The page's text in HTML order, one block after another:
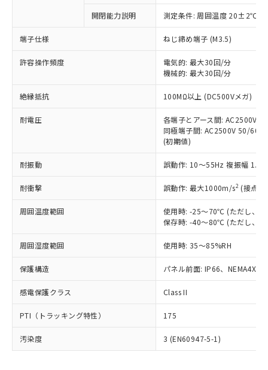
開閉能力説明 測定条件: 周囲温度 20±2℃、
端子仕様 ねじ締め端子 (M3.5)
許容操作頻度
電気的: 最大30回/分
機械的: 最大30回/分
絶縁抵抗 100MΩ以上 (DC500Vメガ)
耐電圧
各端子とアース間: AC2500V
同極端子間: AC2500V 50/
(初期値)
耐振動 誤動作: 10～55Hz 複振幅
耐衝撃 誤動作: 最大1000m/s2 (接点
周囲温度範囲
使用時: -25～70℃ (ただし、氷
保存時: -40～80℃ (ただし、氷
周囲湿度範囲 使用時: 35～85%RH
保護構造 パネル前面: IP66、NEMA4X,
感電保護クラス Class II
PTI（トラッキング特性） 175
汚染度 3 (EN60947-5-1)
以下の条件をお読みいただき、同意のうえ
ご利用ください。
本サービスは、当社制御機器事業取扱
商品の当社在庫状況および標準価格
当社制御機器事業取扱商品の中には、
本サービスの対象外となる商品もある
ことをご了承ください。
在庫状況および標準価格照会結果は、
記載している更新日時点での社内デー
タに基づき作成されるものであり、閲
覧された時点での実際の在庫および標
準価格とは異なる場合があることをご
正式な納期状況および標準価格はお客
様のお取引先、またはお客様担当のオ
ムロン制御機器販売店・当社販売員に
オムロン制御機器販売店や当社販売拠
販売ネットワーク
」をご確認
ください。
在庫状況および標準価格結果を当社の
事前の承諾なく第三者に漏洩または開
マイパーツ機能（部品リスト作成サー
対応予定なし：EU RoHS指令（10物質）の
非含有に非対応の商品で、対応品を出す予
定はありません。
調査・確認中：EU RoHS指令（10物質）の
非含有の対応状況を調査中または確認中の
非該当品：ライセンス料など無形物で、有
害物質有無と関係のない商品です。
いたものが、含有品と判明した場合などや
むを得ず変更することがあります。
六価クロム(Cr(Ⅵ)) 1000ppm以下、ポリ臭化ビフェニル
類(PBB) 1000ppm以下、ポリ臭化ジフェニルエーテル類
(PBDE) 1000ppm以下、フタル酸ビス(2-エチルヘキシ
ル) (DEHP)(別名：DOP) 1000ppm以下、フタル酸ブチ
ルベンジル（BBP） 1000ppm以下、フタル酸ジブチル
（DBP） 1000ppm以下、フタル酸ジイソブチル
(DIBP) 1000ppm以下
フタル酸エステル類の４物質については閾値を超える意
図的な使用がないことを確認しています。
※2 対応予定月
部品在庫の切り替え状況などにより、予定
月が前後することがあります。
※1 中国RoHS○×表
「○」：最大均質材料含有率が中国RoHSの
基準値以下であることを示します。
「×」：最大均質材料含有率が中国RoHSの
基準値を超えていることを示します。
「－」：未確認です。当社販売部門へお問
*中国RoHS10物質の基準値 (GB/T26572)：
Pb(鉛) :1000ppm、 Hg(水銀) : 1000ppm、 Cd(カドミウ
Cr(Ⅵ)(六価クロム) : 1000ppm、 PBBs(ポリ臭化ビフェ
ニル類) : 1000ppm、 PBDEs(ポリ臭化ジフェニルエーテ
DBP(フタル酸ジブチル) : 1000ppm、 DIBP(フタル酸ジ
イソブチル) : 1000ppm、 BBP(フタル酸ブチルベンジ
ル) : 1000ppm、
DEHP(フタル酸ビス(2-エチルヘキシル)) : 1000ppm
※2 環境保護使用期限
「ｅ」：有害物質（10物質）のすべてが基
準値以下であることを示します。
「10」：通常の使用状況下において有害物
質が外部に漏えいし、環境に深刻な影響を
当社は、これら貴社製品のうち、外国
為替および外国貿易法に定める商品
（以下｢規制貨物等」という）を輸出
または国外への提供する場合は、日本
国政府の輸出許可(または役務取引許
可)を取得するなどの必要な手続きを
当社は規制貨物を破棄する場合は、完
全に破砕するなど、違法に輸出されな
いよう必要な手段を講じます。
ル、化学兵器、生物兵器またはその他
武器並びにこれらの製造装置等に一切
使用いたしません。
当社は、貴社製品を第三者に販売する
場合は、上記1、2および3の内容を当
該第三者に通知します。また当社は、
販売先および販売に係わる関係者が違
法に輸出するおそれがある場合は、取
○ 一定数以上の在庫あり
一定数には満たないが在庫あり
在庫なし(最新の在庫状況につ
いては、お客様のお取引先、ま
たはお客様担当のオムロン制御
機器販売店・当社販売員にご確
認ください)
受注生産機種、また在庫状況の